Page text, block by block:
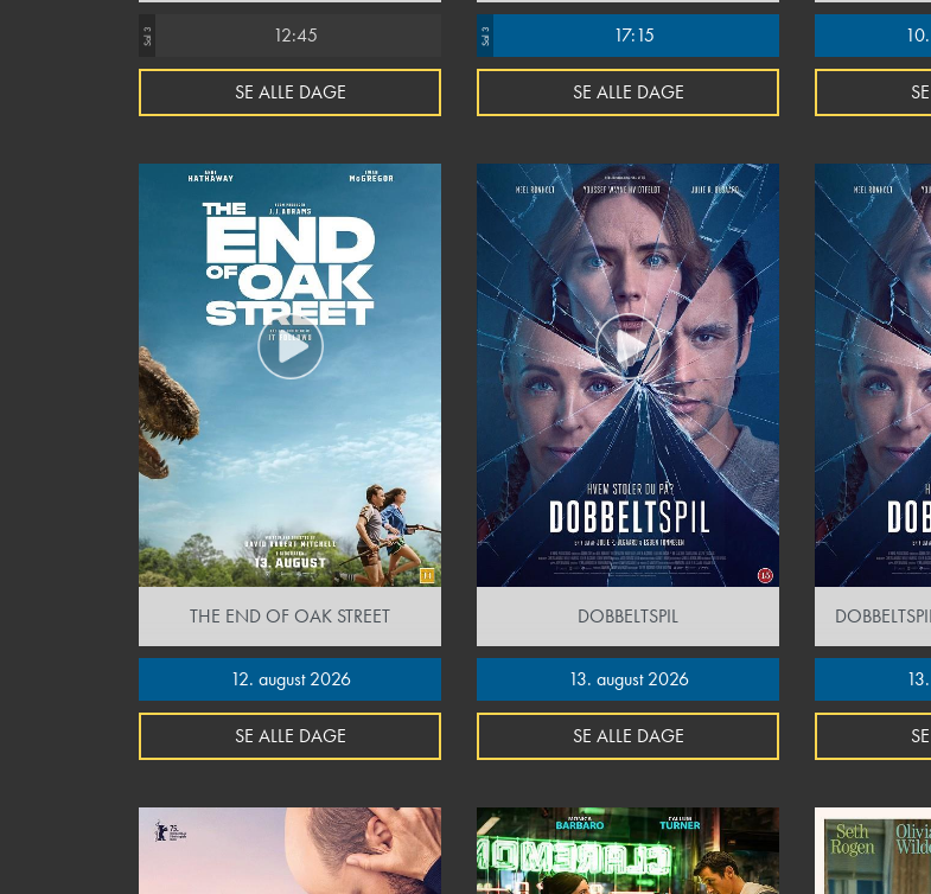
Sal 3 12:45
SE ALLE DAGE
Sal 3 17:15
SE ALLE DAGE
THE END OF OAK STREET
12. august 2026
SE ALLE DAGE
DOBBELTSPIL
13. august 2026
SE ALLE DAGE